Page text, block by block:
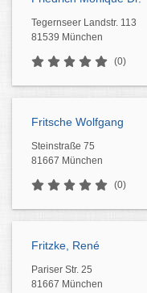
Tegernseer Landstr. 113
81539 München
(0)
Fritsche Wolfgang
Steinstraße 75
81667 München
(0)
Fritzke, René
Pariser Str. 25
81667 München